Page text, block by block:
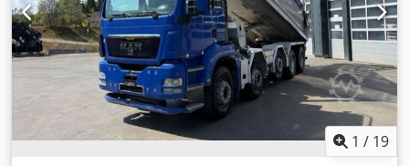
1 / 19